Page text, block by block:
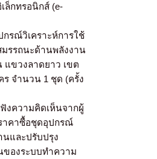
ล็กทรอนิกส์ (e-
รณ์วิเคราะห์การใช้
รรถนะด้านพลังงาน
แขวงลาดยาว เขต
ร จำนวน 1 ชุด (ครั้ง
งความคิดเห็นจากผู้
าคาซื้อชุดอุปกรณ์
นและปรับปรุง
ของระบบทำความ